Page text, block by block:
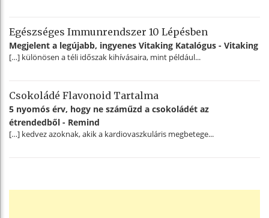
Egészséges Immunrendszer 10 Lépésben
Megjelent a legújabb, ingyenes Vitaking Katalógus - Vitaking
[…] különösen a téli időszak kihívásaira, mint például...
Csokoládé Flavonoid Tartalma
5 nyomós érv, hogy ne száműzd a csokoládét az
étrendedből - Remind
[…] kedvez azoknak, akik a kardiovaszkuláris megbetege...